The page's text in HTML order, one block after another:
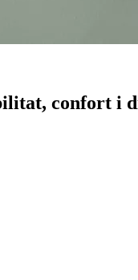
confort i